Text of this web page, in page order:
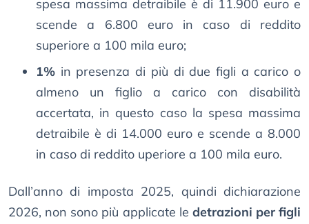
spesa massima detraibile è di 11.900 euro e
scende a 6.800 euro in caso di reddito
superiore a 100 mila euro;
1% in presenza di più di due figli a carico o
almeno un figlio a carico con disabilità
accertata, in questo caso la spesa massima
detraibile è di 14.000 euro e scende a 8.000
in caso di reddito uperiore a 100 mila euro.
Dall’anno di imposta 2025, quindi dichiarazione
2026, non sono più applicate le detrazioni per figli